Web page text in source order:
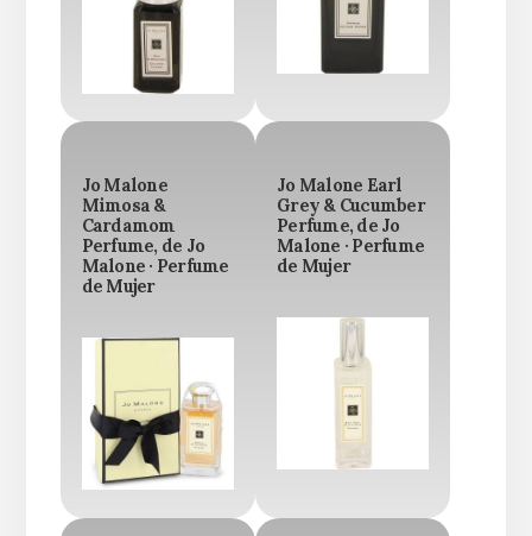
Jo Malone
Mimosa &
Cardamom
Perfume, de Jo
Malone · Perfume
de Mujer
Jo Malone Earl
Grey & Cucumber
Perfume, de Jo
Malone · Perfume
de Mujer